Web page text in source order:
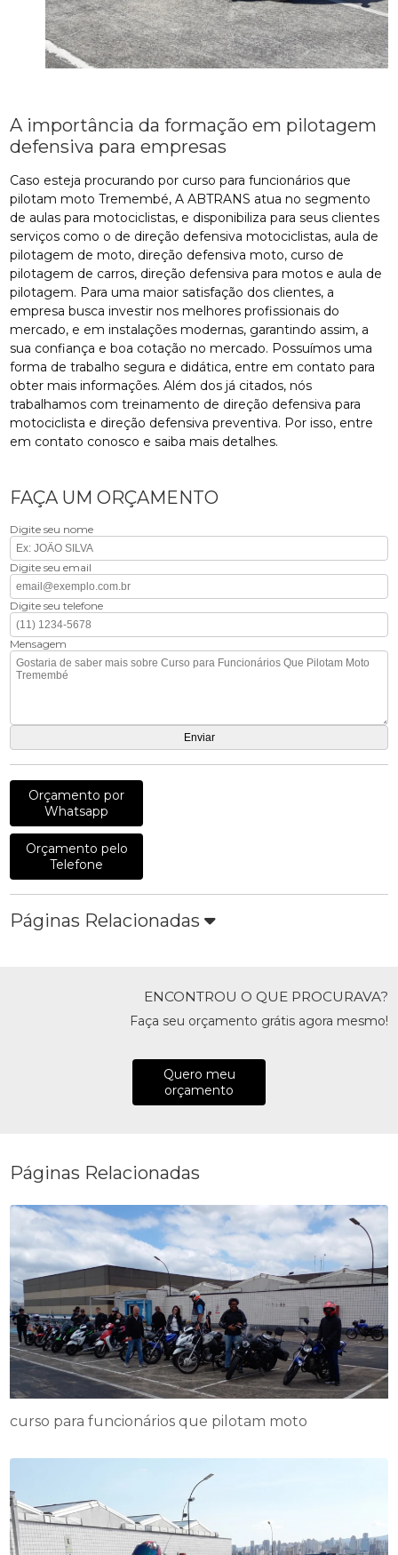
A importância da formação em pilotagem
defensiva para empresas
Caso esteja procurando por curso para funcionários que
pilotam moto Tremembé, A ABTRANS atua no segmento
de aulas para motociclistas, e disponibiliza para seus clientes
serviços como o de direção defensiva motociclistas, aula de
pilotagem de moto, direção defensiva moto, curso de
pilotagem de carros, direção defensiva para motos e aula de
pilotagem. Para uma maior satisfação dos clientes, a
empresa busca investir nos melhores profissionais do
mercado, e em instalações modernas, garantindo assim, a
sua confiança e boa cotação no mercado. Possuímos uma
forma de trabalho segura e didática, entre em contato para
obter mais informações. Além dos já citados, nós
trabalhamos com treinamento de direção defensiva para
motociclista e direção defensiva preventiva. Por isso, entre
em contato conosco e saiba mais detalhes.
FAÇA UM ORÇAMENTO
Digite seu nome
Digite seu email
Digite seu telefone
Mensagem
Orçamento por
Whatsapp
Orçamento pelo
Telefone
Páginas Relacionadas
ENCONTROU O QUE PROCURAVA?
Faça seu orçamento grátis agora mesmo!
Quero meu
orçamento
Páginas Relacionadas
curso para funcionários que pilotam moto